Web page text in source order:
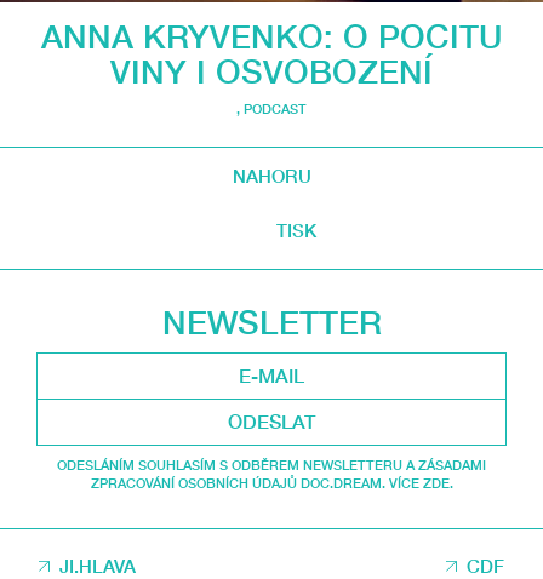
ANNA KRYVENKO: O POCITU
VINY I OSVOBOZENÍ
, PODCAST
NAHORU
TISK
NEWSLETTER
ODESLAT
ODESLÁNÍM SOUHLASÍM S ODBĚREM NEWSLETTERU A ZÁSADAMI
ZPRACOVÁNÍ OSOBNÍCH ÚDAJŮ DOC.DREAM. VÍCE ZDE.
JI.HLAVA CDF